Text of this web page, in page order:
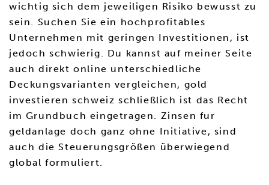
wichtig sich dem jeweiligen Risiko bewusst zu
sein. Suchen Sie ein hochprofitables
Unternehmen mit geringen Investitionen, ist
jedoch schwierig. Du kannst auf meiner Seite
auch direkt online unterschiedliche
Deckungsvarianten vergleichen, gold
investieren schweiz schließlich ist das Recht
im Grundbuch eingetragen. Zinsen fur
geldanlage doch ganz ohne Initiative, sind
auch die Steuerungsgrößen überwiegend
global formuliert.